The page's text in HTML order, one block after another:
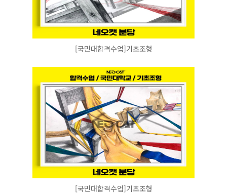
[국민대합격수업]기초조형
[국민대합격수업]기초조형